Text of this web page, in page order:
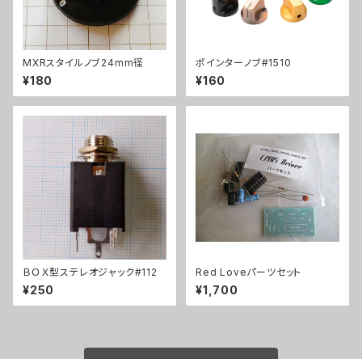
MXRスタイルノブ24mm径
¥180
ポインターノブ#1510
¥160
ＢＯＸ型ステレオジャック#112
¥250
Red Loveパーツセット
¥1,700